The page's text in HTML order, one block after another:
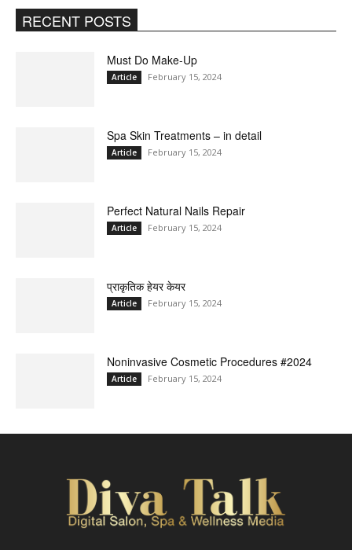
RECENT POSTS
Must Do Make-Up
Article February 15, 2024
Spa Skin Treatments – in detail
Article February 15, 2024
Perfect Natural Nails Repair
Article February 15, 2024
प्राकृतिक हेयर केयर
Article February 15, 2024
Noninvasive Cosmetic Procedures #2024
Article February 15, 2024